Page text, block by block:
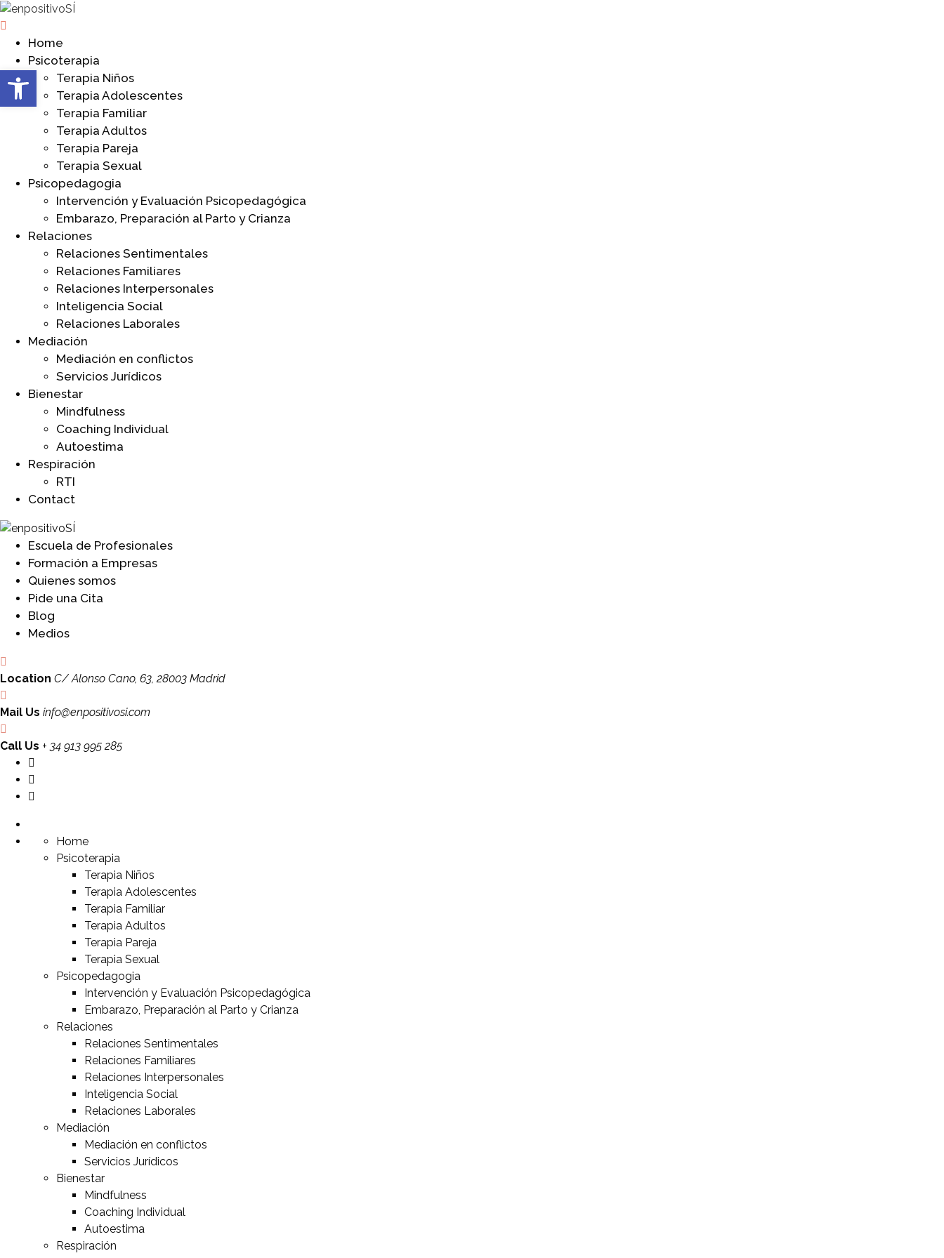
Home
Psicoterapia
Terapia Niños
Terapia Adolescentes
Terapia Familiar
Terapia Adultos
Terapia Pareja
Terapia Sexual
Psicopedagogia
Intervención y Evaluación Psicopedagógica
Embarazo, Preparación al Parto y Crianza
Relaciones
Relaciones Sentimentales
Relaciones Familiares
Relaciones Interpersonales
Inteligencia Social
Relaciones Laborales
Mediación
Mediación en conflictos
Servicios Jurídicos
Bienestar
Mindfulness
Coaching Individual
Autoestima
Respiración
RTI
Contact
Escuela de Profesionales
Formación a Empresas
Quienes somos
Pide una Cita
Blog
Medios
Location C/ Alonso Cano, 63, 28003 Madrid
Mail Us info@enpositivosi.com
Call Us + 34 913 995 285
Home
Psicoterapia
Terapia Niños
Terapia Adolescentes
Terapia Familiar
Terapia Adultos
Terapia Pareja
Terapia Sexual
Psicopedagogia
Intervención y Evaluación Psicopedagógica
Embarazo, Preparación al Parto y Crianza
Relaciones
Relaciones Sentimentales
Relaciones Familiares
Relaciones Interpersonales
Inteligencia Social
Relaciones Laborales
Mediación
Mediación en conflictos
Servicios Jurídicos
Bienestar
Mindfulness
Coaching Individual
Autoestima
Respiración
Abrir barra de herramientas